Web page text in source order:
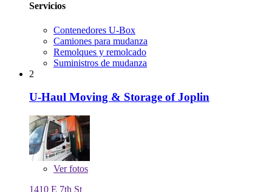
Servicios
Contenedores U-Box
Camiones para mudanza
Remolques y remolcado
Suministros de mudanza
2
U-Haul Moving & Storage of Joplin
Verfotos
1410 E 7th St